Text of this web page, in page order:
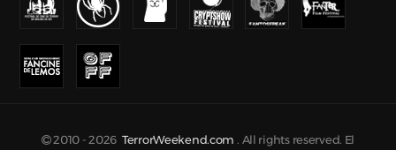
2010 -2026 TerrorWeekend.com . All rights reserved. El